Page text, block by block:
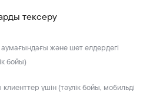
тексеру
және шет елдердегі
бойы)
үшін (тәулік бойы, мобильді